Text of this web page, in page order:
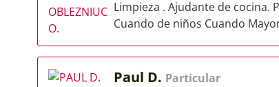
Limpieza . Ajudante de cocina.
Cuando de niños Cuando
Paul D. Particular